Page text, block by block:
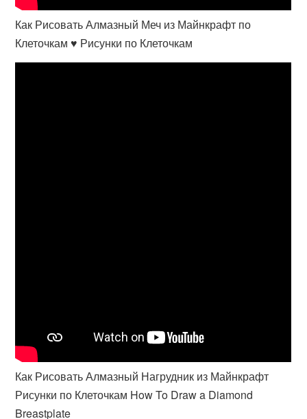
Как Рисовать Алмазный Меч из Майнкрафт по
Клеточкам ♥ Рисунки по Клеточкам
Как Рисовать Алмазный Нагрудник из Майнкрафт
Рисунки по Клеточкам How To Draw a Diamond
Breastplate